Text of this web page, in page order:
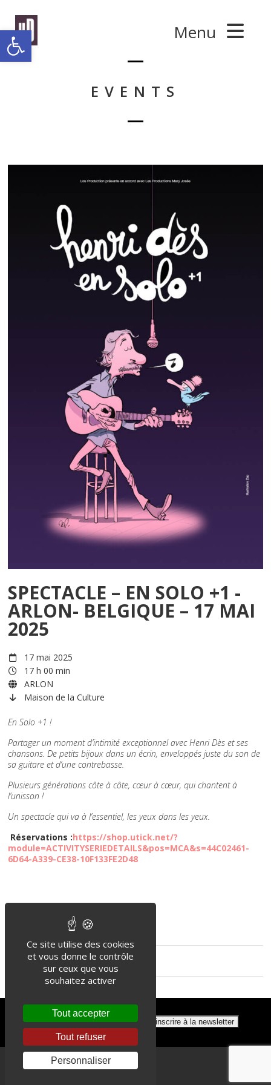
Ouvrir la barre d’outils
Menu
EVENTS
SPECTACLE – EN SOLO +1 -
ARLON- BELGIQUE – 17 MAI
2025
17 mai 2025
17 h 00 min
ARLON
Maison de la Culture
En Solo +1 !
Partager un moment d’intimité exceptionnel avec Henri Dès et ses
chansons. De petits bijoux dans un écrin, enveloppés juste du son de
sa guitare et d’une contrebasse.
Plusieurs générations côte à côte, cœur à cœur, qui chantent à
l’unisson !
Un spectacle qui va à l’essentiel, les yeux dans les yeux.
Réservations :https://shop.utick.net/?
module=ACTIVITYSERIEDETAILS&pos=MCA&s=44C02461-
6D64-A339-CE38-10F133FE2D48
Back
Ce site utilise des cookies
et vous donne le contrôle
sur ceux que vous
souhaitez activer
Tout accepter
Tout refuser
Personnaliser